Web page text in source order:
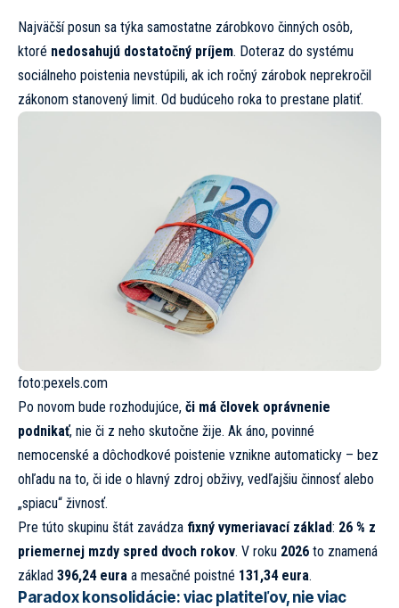
Najväčší posun sa týka samostatne zárobkovo činných osôb,
ktoré nedosahujú dostatočný príjem. Doteraz do systému
sociálneho poistenia nevstúpili, ak ich ročný zárobok neprekročil
zákonom stanovený limit. Od budúceho roka to prestane platiť.
foto:pexels.com
Po novom bude rozhodujúce, či má človek oprávnenie
podnikať, nie či z neho skutočne žije. Ak áno, povinné
nemocenské a dôchodkové poistenie vznikne automaticky – bez
ohľadu na to, či ide o hlavný zdroj obživy, vedľajšiu činnosť alebo
„spiacu“ živnosť.
Pre túto skupinu štát zavádza fixný vymeriavací základ: 26 % z
priemernej mzdy spred dvoch rokov. V roku 2026 to znamená
základ 396,24 eura a mesačné poistné 131,34 eura.
Paradox konsolidácie: viac platiteľov, nie viac